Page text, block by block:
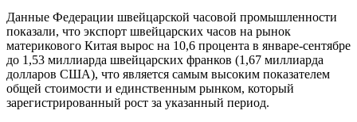
Данные Федерации швейцарской часовой промышленности
показали, что экспорт швейцарских часов на рынок
материкового Китая вырос на 10,6 процента в январе-сентябре
до 1,53 миллиарда швейцарских франков (1,67 миллиарда
долларов США), что является самым высоким показателем
общей стоимости и единственным рынком, который
зарегистрированный рост за указанный период.